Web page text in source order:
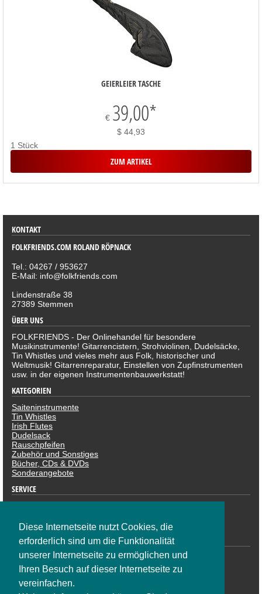
Diese Internetseite nutzt Cookies, die
erforderlich sind um die Funktionalität
unserer Internetseite zu ermöglichen und
Ihren Besuch auf dieser Internetseite zu
vereinfachen.
GEIERLEIER TASCHE
€ 39,00*
$ 44,93
1 Stück
ZUM ARTIKEL
KONTAKT
FOLKFRIENDS.COM ROLAND RÖPNACK
Tel.: 04267 / 953627
E-Mail: info@folkfriends.com
Lindenstraße 38
27389 Stemmen
ÜBER UNS
FOLKFRIENDS - Der Onlinehandel für besondere
Musikinstrumente! Gitarrencistern, Strohviolinen, Dudelsäcke,
Tin Whistles und vieles mehr aus Folk, historischer und
Weltmusik! Gitarrenreparatur, Einstellen von Zupfinstrumenten
usw. in der eigenen Instrumentenbauwerkstatt!
KATEGORIEN
Saiteninstrumente
Tin Whistles
Irish Flutes
Dudelsack
Rauschpfeifen
Zubehör und Sonstiges
Bücher, CDs & DVDs
Sonderangebote
SERVICE
Widerruf
ZAHLUNGSARTEN